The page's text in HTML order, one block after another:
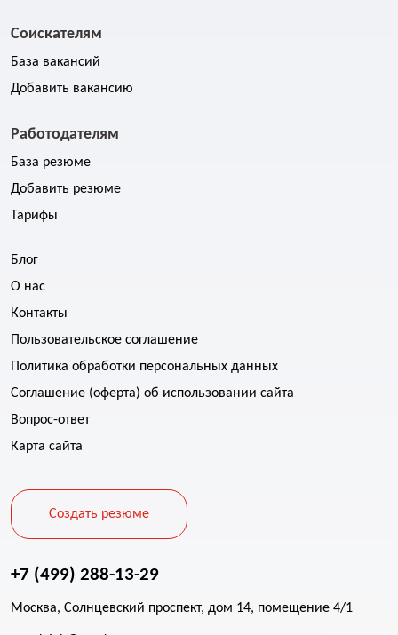
Соискателям
База вакансий
Добавить вакансию
Работодателям
База резюме
Добавить резюме
Тарифы
Блог
О нас
Контакты
Пользовательское соглашение
Политика обработки персональных данных
Соглашение (оферта) об использовании сайта
Вопрос-ответ
Карта сайта
Создать резюме
+7 (499) 288-13-29
Москва, Солнцевский проспект, дом 14, помещение 4/1